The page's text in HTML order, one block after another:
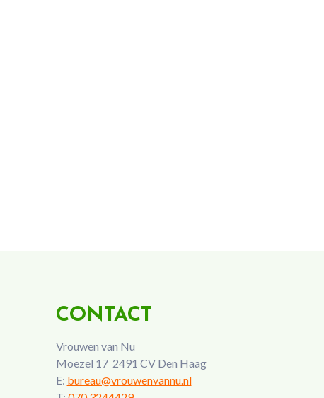
CONTACT
Vrouwen van Nu
Moezel 17 2491 CV Den Haag
E: bureau@vrouwenvannu.nl